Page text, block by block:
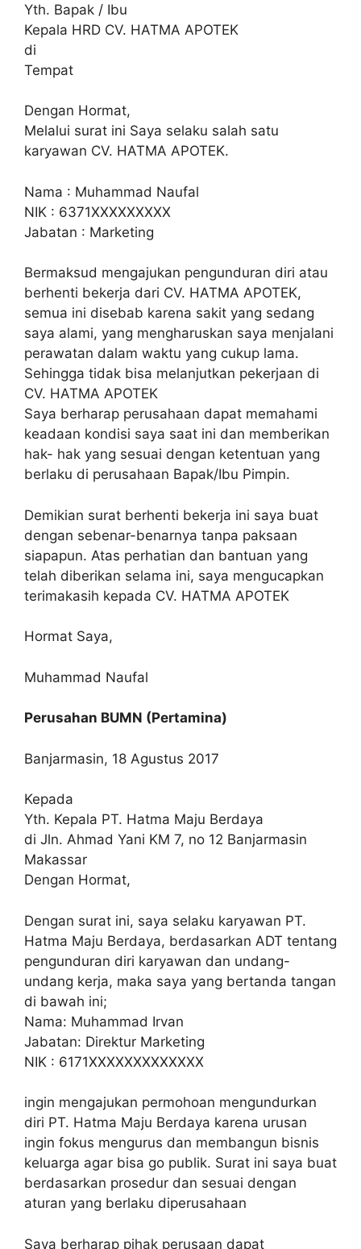
Yth. Bapak / Ibu
Kepala HRD CV. HATMA APOTEK
di
Tempat
Dengan Hormat,
Melalui surat ini Saya selaku salah satu
karyawan CV. HATMA APOTEK.
Nama : Muhammad Naufal
NIK : 6371XXXXXXXXX
Jabatan : Marketing
Bermaksud mengajukan pengunduran diri atau
berhenti bekerja dari CV. HATMA APOTEK,
semua ini disebab karena sakit yang sedang
saya alami, yang mengharuskan saya menjalani
perawatan dalam waktu yang cukup lama.
Sehingga tidak bisa melanjutkan pekerjaan di
CV. HATMA APOTEK
Saya berharap perusahaan dapat memahami
keadaan kondisi saya saat ini dan memberikan
hak- hak yang sesuai dengan ketentuan yang
berlaku di perusahaan Bapak/Ibu Pimpin.
Demikian surat berhenti bekerja ini saya buat
dengan sebenar-benarnya tanpa paksaan
siapapun. Atas perhatian dan bantuan yang
telah diberikan selama ini, saya mengucapkan
terimakasih kepada CV. HATMA APOTEK
Hormat Saya,
Muhammad Naufal
Perusahan BUMN (Pertamina)
Banjarmasin, 18 Agustus 2017
Kepada
Yth. Kepala PT. Hatma Maju Berdaya
di Jln. Ahmad Yani KM 7, no 12 Banjarmasin
Makassar
Dengan Hormat,
Dengan surat ini, saya selaku karyawan PT.
Hatma Maju Berdaya, berdasarkan ADT tentang
pengunduran diri karyawan dan undang-
undang kerja, maka saya yang bertanda tangan
di bawah ini;
Nama: Muhammad Irvan
Jabatan: Direktur Marketing
NIK : 6171XXXXXXXXXXXXX
ingin mengajukan permohoan mengundurkan
diri PT. Hatma Maju Berdaya karena urusan
ingin fokus mengurus dan membangun bisnis
keluarga agar bisa go publik. Surat ini saya buat
berdasarkan prosedur dan sesuai dengan
aturan yang berlaku diperusahaan
Saya berharap pihak perusaan dapat